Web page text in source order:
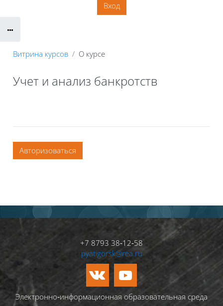
Вход
Витрина курсов О курсе
Учет и анализ банкротств
Авторизоваться
+7 8793 38‑12‑58
pyatigorsk@rea.ru
Электронно‑информационная образовательная среда